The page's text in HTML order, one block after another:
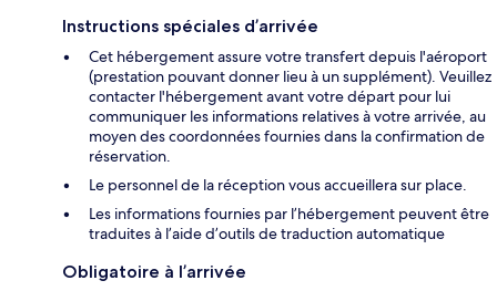
Instructions spéciales d’arrivée
Cet hébergement assure votre transfert depuis l'aéroport
(prestation pouvant donner lieu à un supplément). Veuillez
contacter l'hébergement avant votre départ pour lui
communiquer les informations relatives à votre arrivée, au
moyen des coordonnées fournies dans la confirmation de
réservation.
Le personnel de la réception vous accueillera sur place.
Les informations fournies par l’hébergement peuvent être
traduites à l’aide d’outils de traduction automatique
Obligatoire à l’arrivée